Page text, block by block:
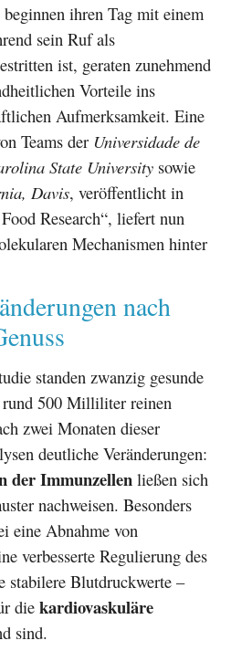
ihren Tag mit einem
sein Ruf als
ist, geraten zunehmend
Vorteile ins
Aufmerksamkeit. Eine
Teams der Universidade de
State University sowie
Davis, veröffentlicht in
Research“, liefert nun
Mechanismen hinter
nach
standen zwanzig gesunde
500 Milliliter reinen
zwei Monaten dieser
deutliche Veränderungen:
der Immunzellenließen sich
nachweisen. Besonders
eine Abnahme von
verbesserte Regulierung des
stabilere Blutdruckwerte –
diekardiovaskuläre
sind.